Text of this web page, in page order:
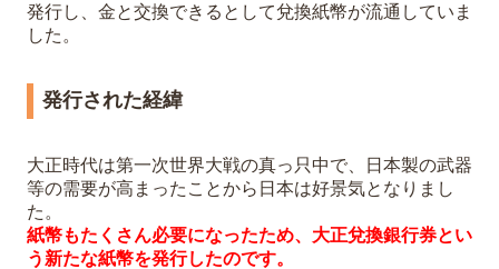
発行し、金と交換できるとして兌換紙幣が流通していま
した。
発行された経緯
大正時代は第一次世界大戦の真っ只中で、日本製の武器
等の需要が高まったことから日本は好景気となりまし
た。
紙幣もたくさん必要になったため、大正兌換銀行券とい
う新たな紙幣を発行したのです。